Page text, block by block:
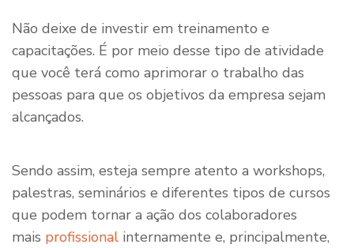
Não deixe de investir em treinamento e
capacitações. É por meio desse tipo de atividade
que você terá como aprimorar o trabalho das
pessoas para que os objetivos da empresa sejam
alcançados.
Sendo assim, esteja sempre atento a workshops,
palestras, seminários e diferentes tipos de cursos
que podem tornar a ação dos colaboradores
mais profissional internamente e, principalmente,